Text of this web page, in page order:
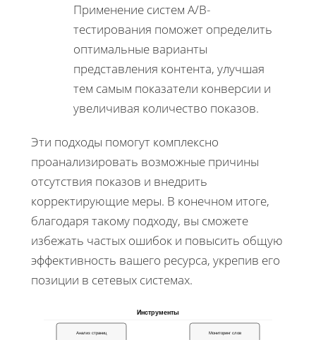
Применение систем A/B-
тестирования поможет определить
оптимальные варианты
представления контента, улучшая
тем самым показатели конверсии и
увеличивая количество показов.
Эти подходы помогут комплексно
проанализировать возможные причины
отсутствия показов и внедрить
корректирующие меры. В конечном итоге,
благодаря такому подходу, вы сможете
избежать частых ошибок и повысить общую
эффективность вашего ресурса, укрепив его
позиции в сетевых системах.
Инструменты
Анализ страниц Мониторинг слов